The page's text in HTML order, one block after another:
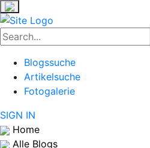
Blogssuche
Artikelsuche
Fotogalerie
SIGN IN
Home
Alle Blogs